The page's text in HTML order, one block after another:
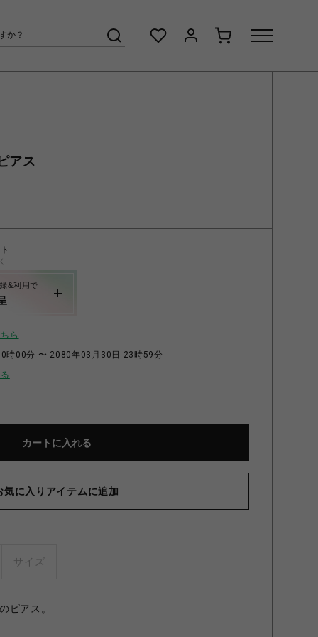
アス
&利用で
ら
時00分 〜 2080年03月30日 23時59分
カートに入れる
気に入りアイテムに追加
サイズ
ピアス。